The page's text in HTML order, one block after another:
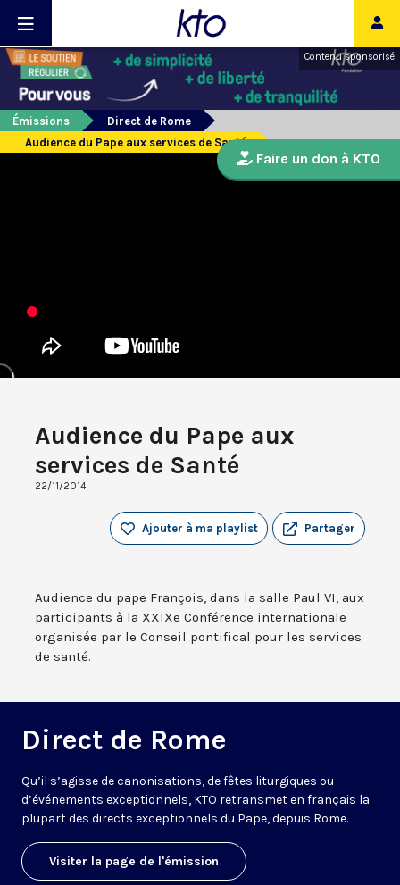
Contenu sponsorisé
Émissions
Direct de Rome
Audience du Pape aux services de Santé
Audience du Pape aux
services de Santé
22/11/2014
Partager
Ajouter à ma playlist
Audience du pape François, dans la salle Paul VI, aux
participants à la XXIXe Conférence internationale
organisée par le Conseil pontifical pour les services
de santé.
Direct de Rome
Qu’il s’agisse de canonisations, de fêtes liturgiques ou
d’événements exceptionnels, KTO retransmet en français la
plupart des directs exceptionnels du Pape, depuis Rome.
Visiter la page de l'émission
Faire un don à KTO